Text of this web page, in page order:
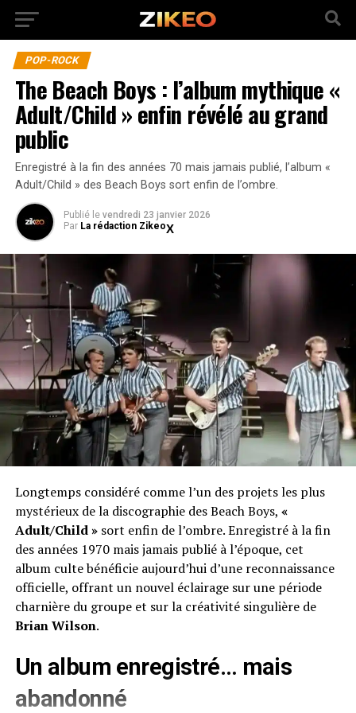
POP-ROCK
The Beach Boys : l’album mythique «
Adult/Child » enfin révélé au grand
public
Enregistré à la fin des années 70 mais jamais publié, l’album «
Adult/Child » des Beach Boys sort enfin de l’ombre.
Publié le vendredi 23 janvier 2026
Par La rédaction Zikeo
Longtemps considéré comme l’un des projets les plus
mystérieux de la discographie des Beach Boys, «
Adult/Child »sort enfin de l’ombre. Enregistré à la fin
des années 1970 mais jamais publié à l’époque, cet
album culte bénéficie aujourd’hui d’une reconnaissance
officielle, offrant un nouvel éclairage sur une période
charnière du groupe et sur la créativité singulière de
Brian Wilson.
Un album enregistré… mais
abandonné